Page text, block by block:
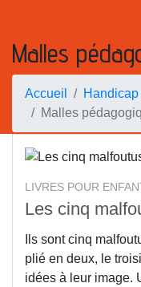
Malles
Accueil Handicap
Malles
LIVRES POUR
Les cinq
Ils sont cinq
plié en deux, le
idées à leur image.